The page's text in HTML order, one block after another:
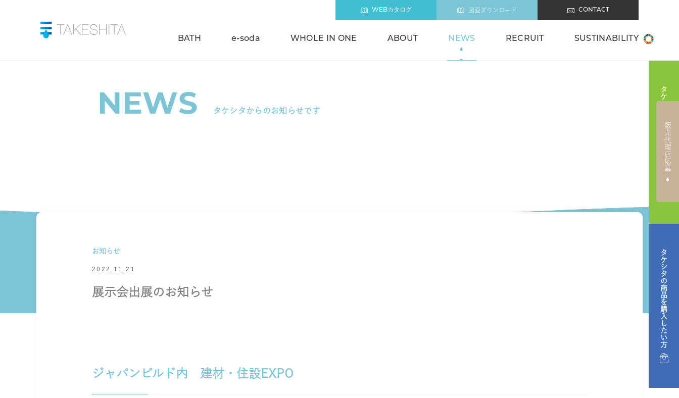
BATH e-soda WHOLE IN ONE ABOUT NEWS RECRUIT SUSTINABILITY
WEBカタログ 図面ダウンロード CONTACT
タケシタの商品を販売したい方
タケシタの商品を購入したい方
販売代理店応募
NEWS タケシタからのお知らせです
お知らせ
2022.11.21
展示会出展のお知らせ
ジャパンビルド内 建材・住設EXPO